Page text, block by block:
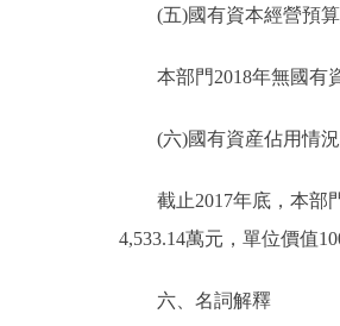
(五)國有資本經營預算
本部門2018年無國有
(六)國有資産佔用情況
截止2017年底，本部門
4,533.14萬元，單位價值
六、名詞解釋